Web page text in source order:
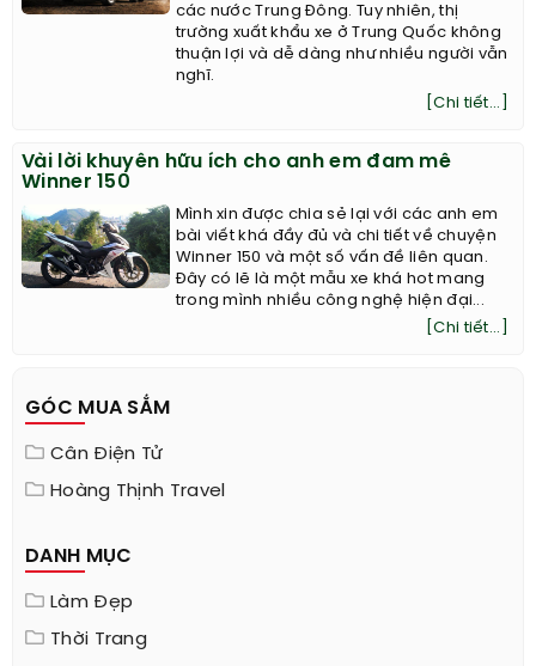
các nước Trung Đông. Tuy nhiên, thị
trường xuất khẩu xe ở Trung Quốc không
thuận lợi và dễ dàng như nhiều người vẫn
nghĩ.
[Chi tiết...]
Vài lời khuyên hữu ích cho anh em đam mê
Winner 150
Mình xin được chia sẻ lại với các anh em
bài viết khá đầy đủ và chi tiết về chuyện
Winner 150 và một số vấn đề liên quan.
Đây có lẽ là một mẫu xe khá hot mang
trong mình nhiều công nghệ hiện đại...
[Chi tiết...]
GÓC MUA SẮM
Cân Điện Tử
Hoàng Thịnh Travel
DANH MỤC
Làm Đẹp
Thời Trang